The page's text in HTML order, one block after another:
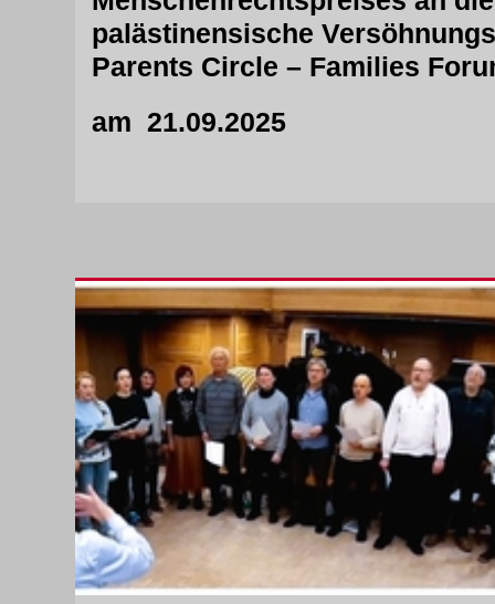
palästinensische
Parents Circle – Families
am 21.09.2025